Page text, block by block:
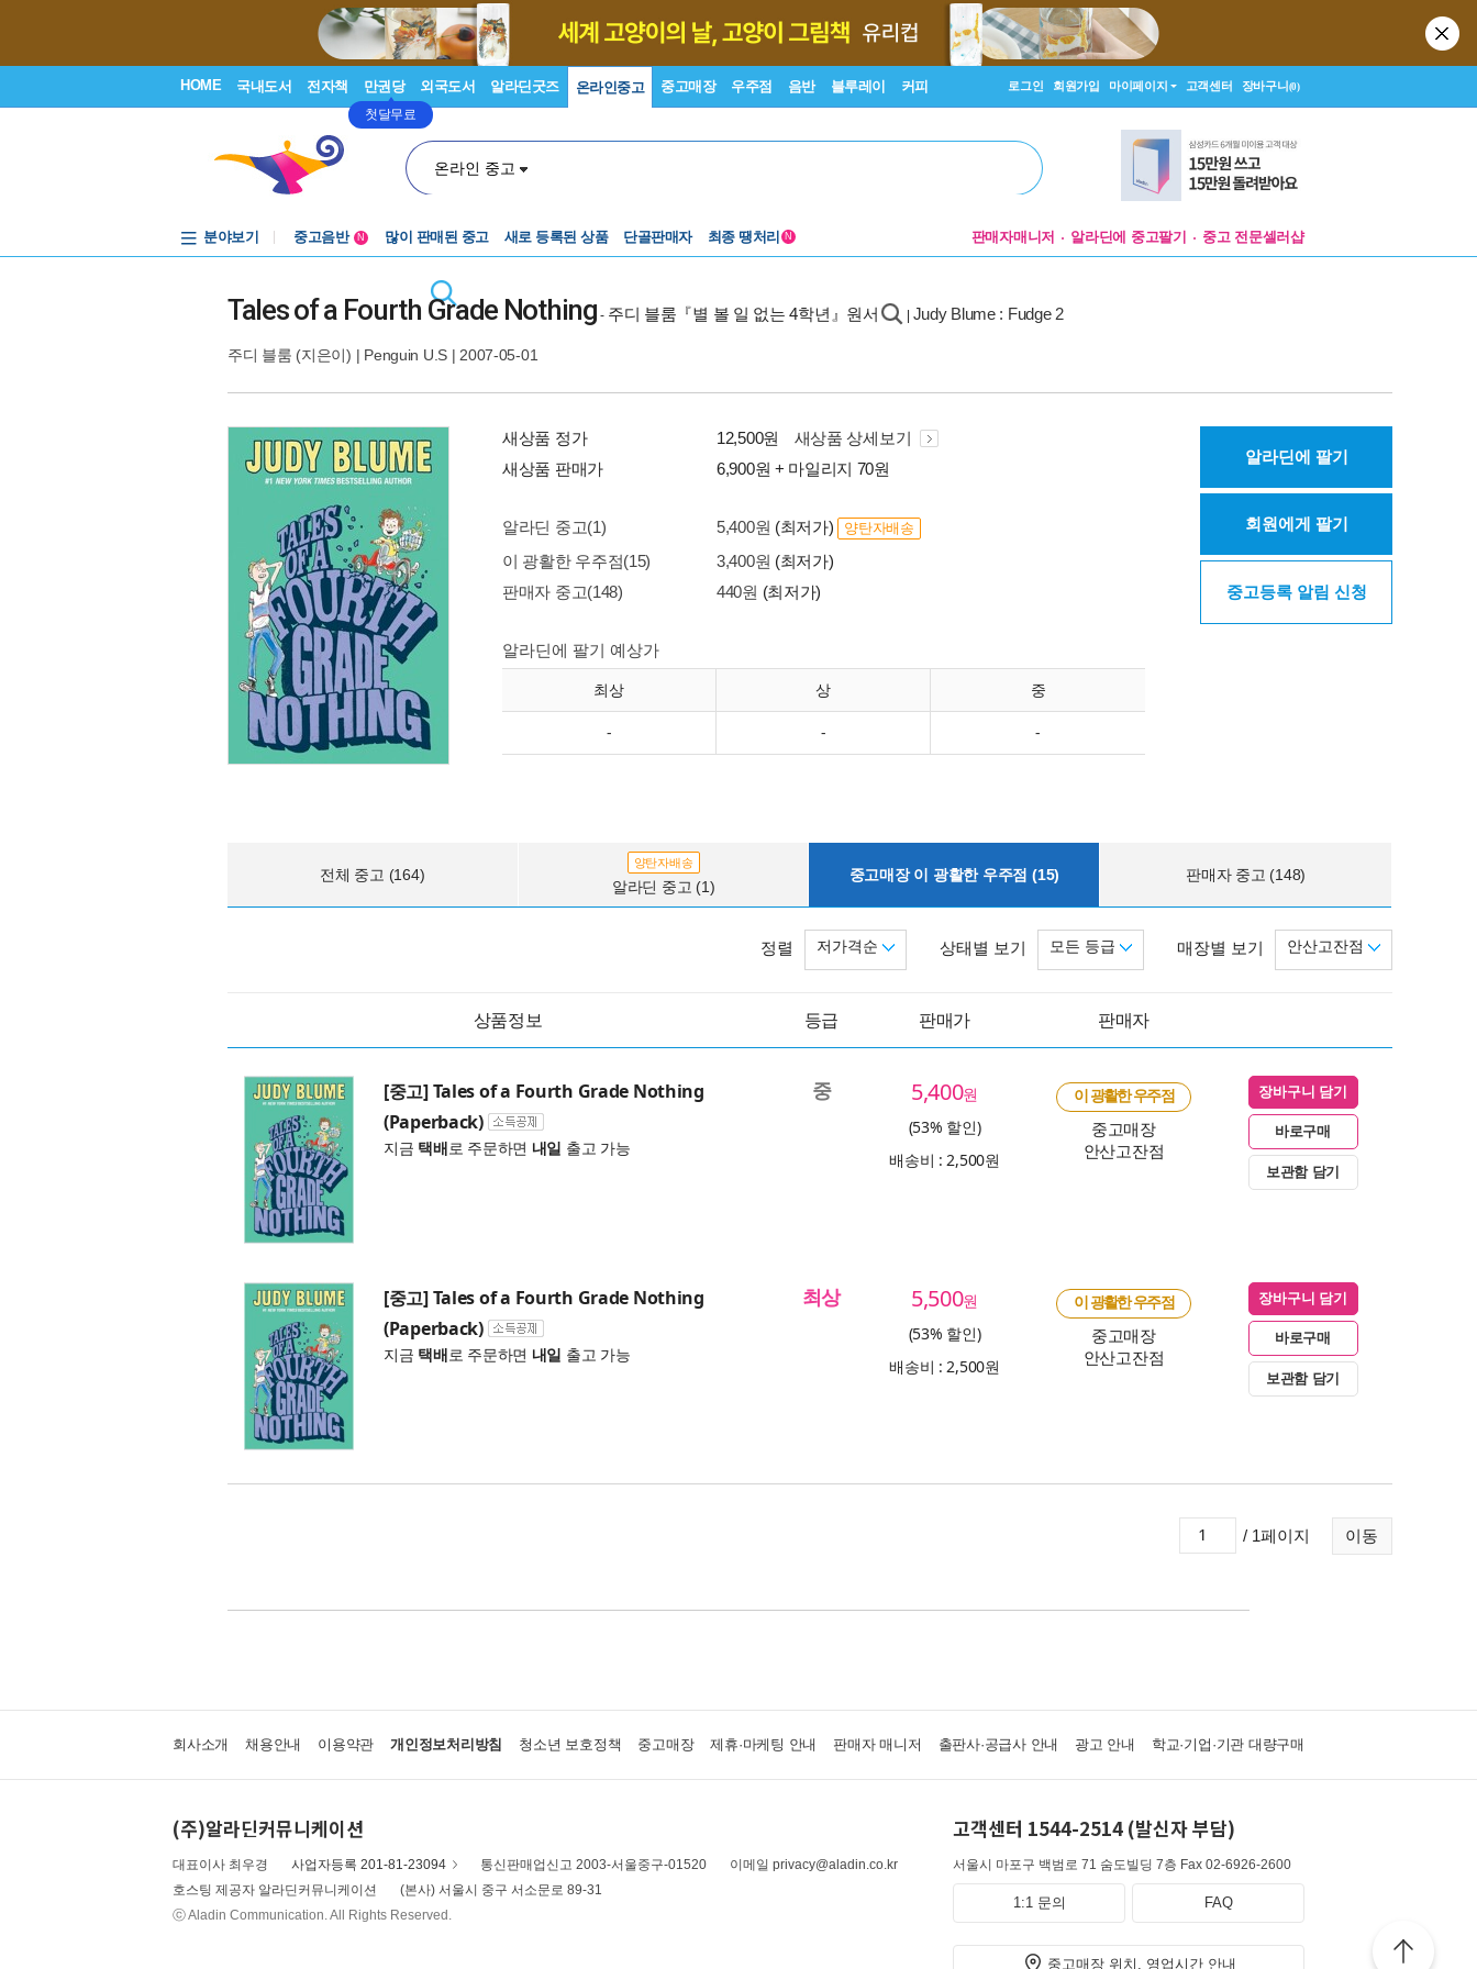
HOME 국내도서 전자책 만권당
첫달무료
외국도서 알라딘굿즈 온라인중고 중고매장 우주점 음반 블루레이 커피 로그인 회원가입 마이페이지 고객센터 장바구니(0)
온라인 중고
분야보기
중고음반
1천원부터
N 많이 판매된 중고 새로 등록된 상품 단골판매자 최종 땡처리 N 판매자매니저 알라딘에 중고팔기 중고 전문셀러샵
Tales of a Fourth Grade Nothing - 주디 블룸『별 볼 일 없는 4학년』원서 Judy Blume : Fudge 2
주디 블룸 (지은이) | Penguin U.S | 2007-05-01
새상품 정가 12,500원
새상품 상세보기
새상품 판매가
6,900원 + 마일리지 70원
알라딘 중고(1) 5,400원 (최저가) 양탄자배송
이 광활한 우주점(15) 3,400원 (최저가)
판매자 중고(148)
440원 (최저가)
알라딘에 팔기 예상가
최상 상 중
- - -
알라딘에 팔기
회원에게 팔기
중고등록 알림 신청
전체 중고 (164)
양탄자배송
알라딘 중고 (1)
중고매장 이 광활한 우주점 (15) 판매자 중고 (148)
매장별 보기 안산고잔점
상태별 보기 모든 등급
정렬 저가격순
상품정보 등급 판매가 판매자
[중고] Tales of a Fourth Grade Nothing
(Paperback)
지금 택배로 주문하면 내일 출고 가능
중 5,400원
(53% 할인)
배송비 : 2,500원
이 광활한 우주점
중고매장
안산고잔점
장바구니 담기
바로구매
보관함 담기
[중고] Tales of a Fourth Grade Nothing
(Paperback)
지금 택배로 주문하면 내일 출고 가능
최상 5,500원
(53% 할인)
배송비 : 2,500원
이 광활한 우주점
중고매장
안산고잔점
장바구니 담기
바로구매
보관함 담기
이동
/ 1페이지
회사소개 채용안내 이용약관 개인정보처리방침 청소년 보호정책 중고매장 제휴·마케팅 안내 판매자 매니저 출판사·공급사 안내 광고 안내 학교·기업·기관 대량구매
(주)알라딘커뮤니케이션
대표이사 최우경 사업자등록 201-81-23094 통신판매업신고 2003-서울중구-01520
이메일 privacy@aladin.co.kr
호스팅 제공자 알라딘커뮤니케이션
(본사) 서울시 중구 서소문로 89-31
ⓒ Aladin Communication. All Rights Reserved.
고객센터 1544-2514 (발신자 부담)
서울시 마포구 백범로 71 숨도빌딩 7층 Fax 02-6926-2600
1:1 문의 FAQ
중고매장 위치, 영업시간 안내